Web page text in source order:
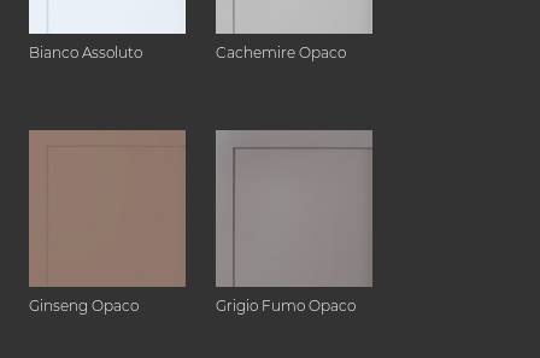
Bianco Assoluto Cachemire Opaco
Ginseng Opaco Grigio Fumo Opaco